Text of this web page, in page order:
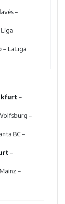
–
Liga
– LaLiga
–
–
BC–
–
–